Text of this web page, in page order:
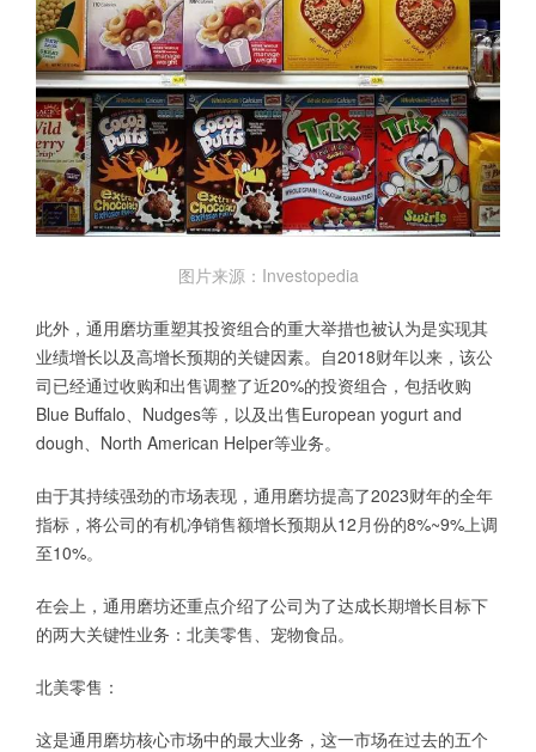
图片来源：Investopedia
此外，通用磨坊重塑其投资组合的重大举措也被认为是实现其
业绩增长以及高增长预期的关键因素。自2018财年以来，该公
司已经通过收购和出售调整了近20%的投资组合，包括收购
Blue Buffalo、Nudges等，以及出售European yogurt and
dough、North American Helper等业务。
由于其持续强劲的市场表现，通用磨坊提高了2023财年的全年
指标，将公司的有机净销售额增长预期从12月份的8%~9%上调
至10%。
在会上，通用磨坊还重点介绍了公司为了达成长期增长目标下
的两大关键性业务：北美零售、宠物食品。
北美零售：
这是通用磨坊核心市场中的最大业务，这一市场在过去的五个